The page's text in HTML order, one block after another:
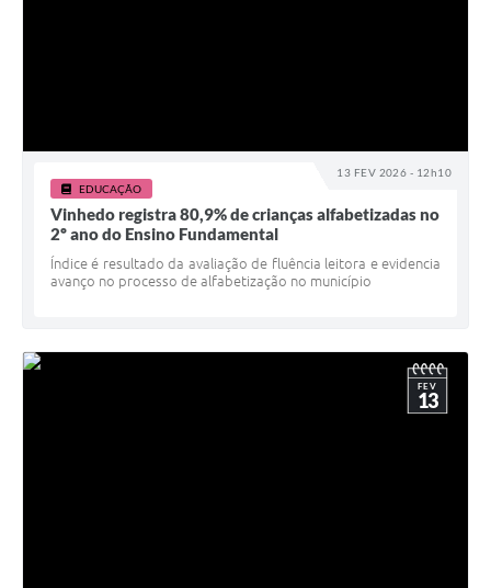
13 FEV 2026 - 12h10
EDUCAÇÃO
Vinhedo registra 80,9% de crianças alfabetizadas no
2º ano do Ensino Fundamental
Índice é resultado da avaliação de fluência leitora e evidencia
avanço no processo de alfabetização no município
FEV
13